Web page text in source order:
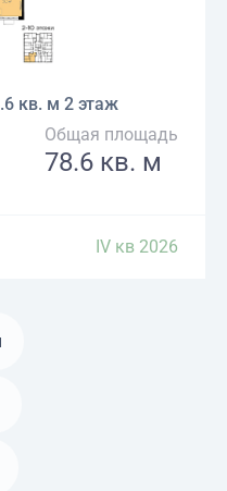
кв. м 2 этаж
Общая площадь
78.6 кв. м
IV кв 2026